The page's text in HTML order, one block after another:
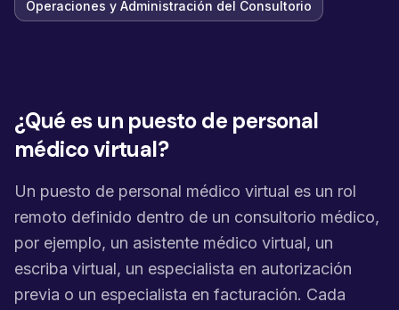
Operaciones y Administración del Consultorio
¿Qué es un puesto de personal
médico virtual?
Un puesto de personal médico virtual es un rol
remoto definido dentro de un consultorio médico,
por ejemplo, un asistente médico virtual, un
escriba virtual, un especialista en autorización
previa o un especialista en facturación. Cada